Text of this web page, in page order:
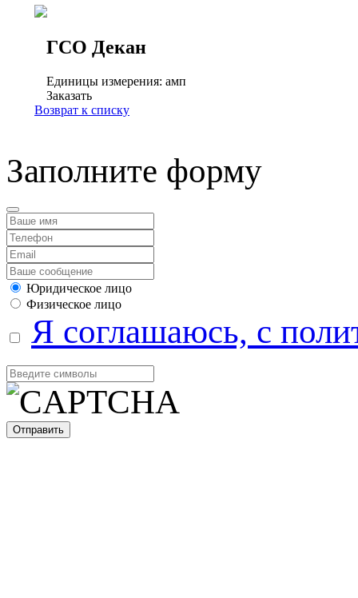
ГСО Декан
Единицы измерения: амп
Заказать
Возврат к списку
Заполните форму
Юридическое лицо
Физическое лицо
Я соглашаюсь, с